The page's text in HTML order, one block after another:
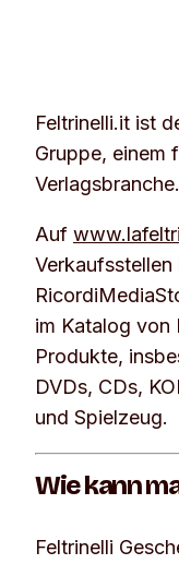
Feltrinelli.it ist
Gruppe, einem
Verlagsbranche.
Auf
Verkaufsstellen
im Katalog von
Produkte,
DVDs, CDs,
und Spielzeug.
Wie kann
Feltrinelli